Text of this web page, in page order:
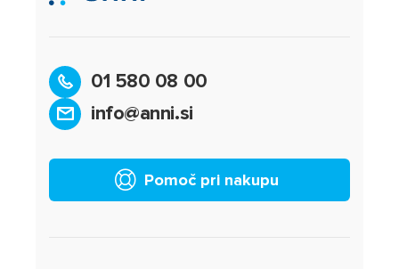
01 580 08 00
info@anni.si
Pomoč pri nakupu